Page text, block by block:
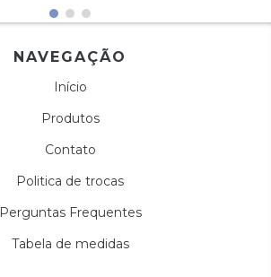
NAVEGAÇÃO
Início
Produtos
Contato
Politica de trocas
Perguntas Frequentes
Tabela de medidas